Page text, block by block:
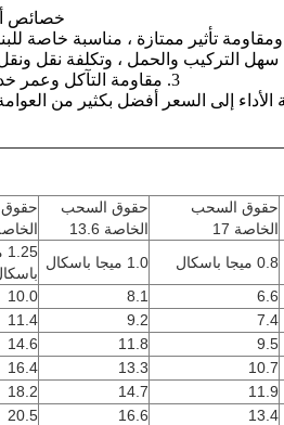
خصائص
3. مقاومة التآكل وعمر خدمة طويل.
حقوق السحب
الخاصة 17
حقوق السحب
الخاصة 13.6
الخاصة
0.8 ميجا باسكال
1.0 ميجا باسكال
6.6
8.1
10.0
7.4
9.2
11.4
9.5
11.8
14.6
10.7
13.3
16.4
11.9
14.7
18.2
13.4
16.6
20.5